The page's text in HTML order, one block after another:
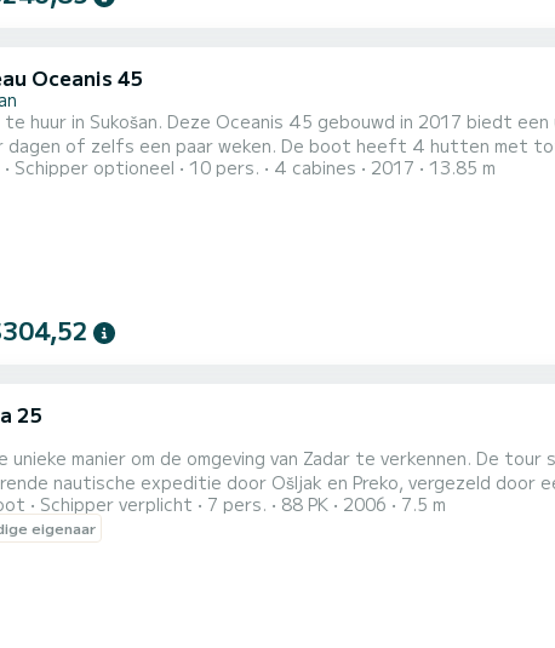
Oceanis 45
huur in Sukošan. Deze Oceanis 45 gebouwd in 2017 biedt
paar weken. De boot heeft 4 hutten met totaal comfort en een capaciteit van 10 passagiers. Met
lengte van 14 meter en 54 pk, zal het uw beste vriend zijn bij
Schipper optioneel 10 pers. 4 cabines 2017 13.85 m
25
unieke manier om de omgeving van Zadar te verkennen. De
nautische expeditie door Ošljak en Preko, vergezeld door
elkaar op een afgesproken plek in Zadar en gaan per boot op
banen ons een weg naar het eiland Ošljak, waar we een pauze
Schipper verplicht 7 pers. 88 PK 2006 7.5 m
eigenaar